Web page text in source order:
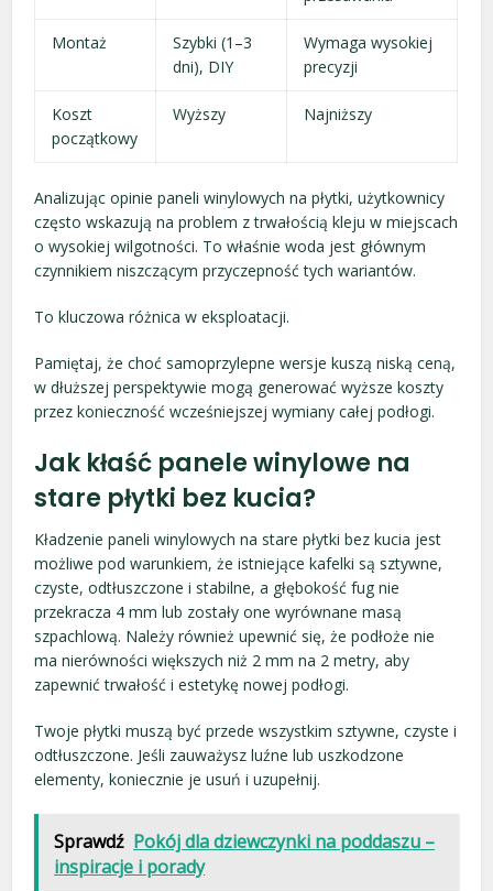
Montaż
Szybki (1–3
dni), DIY
Wymaga wysokiej
precyzji
Koszt
początkowy
Wyższy Najniższy
Analizując opinie paneli winylowych na płytki, użytkownicy
często wskazują na problem z trwałością kleju w miejscach
o wysokiej wilgotności. To właśnie woda jest głównym
czynnikiem niszczącym przyczepność tych wariantów.
To kluczowa różnica w eksploatacji.
Pamiętaj, że choć samoprzylepne wersje kuszą niską ceną,
w dłuższej perspektywie mogą generować wyższe koszty
przez konieczność wcześniejszej wymiany całej podłogi.
Jak kłaść panele winylowe na
stare płytki bez kucia?
Kładzenie paneli winylowych na stare płytki bez kucia jest
możliwe pod warunkiem, że istniejące kafelki są sztywne,
czyste, odtłuszczone i stabilne, a głębokość fug nie
przekracza 4 mm lub zostały one wyrównane masą
szpachlową. Należy również upewnić się, że podłoże nie
ma nierówności większych niż 2 mm na 2 metry, aby
zapewnić trwałość i estetykę nowej podłogi.
Twoje płytki muszą być przede wszystkim sztywne, czyste i
odtłuszczone. Jeśli zauważysz luźne lub uszkodzone
elementy, koniecznie je usuń i uzupełnij.
Sprawdź Pokój dla dziewczynki na poddaszu –
inspiracje i porady